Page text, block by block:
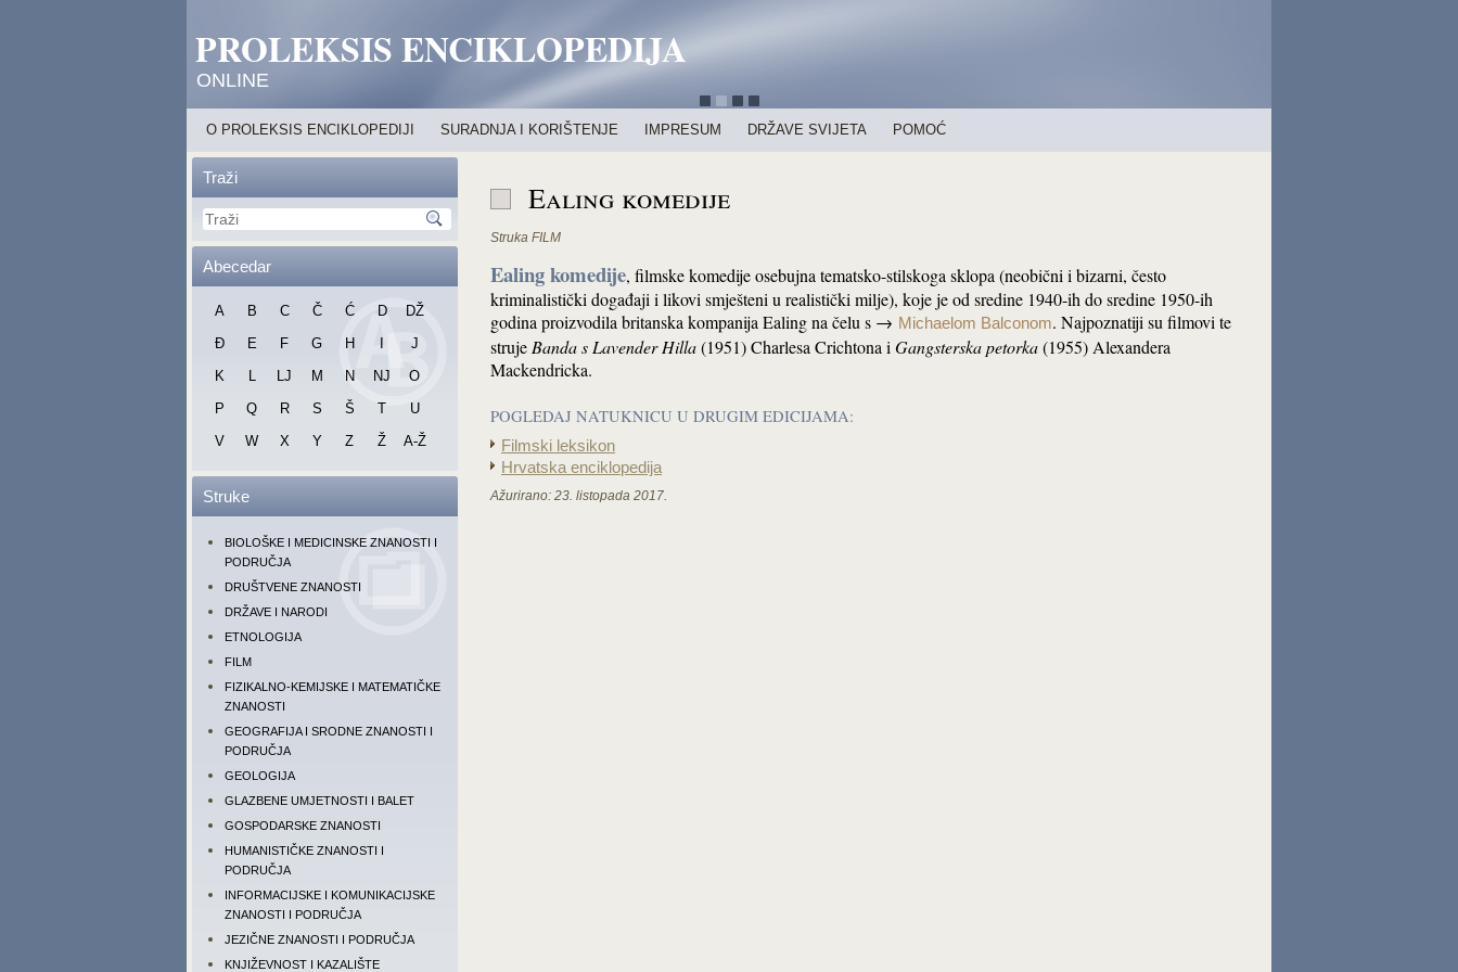
PROLEKSIS ENCIKLOPEDIJA
ONLINE
O PROLEKSIS ENCIKLOPEDIJI SURADNJA I KORIŠTENJE IMPRESUM DRŽAVE SVIJETA POMOĆ
Traži
Abecedar
A B C Č Ć D
DŽ
Đ
E F G H
J
K
L LJ M N NJ
O
P
Q R S Š T
U
V
W X Y Z Ž A-Ž
Struke
BIOLOŠKE I MEDICINSKE ZNANOSTI I
PODRUČJA
DRUŠTVENE ZNANOSTI
DRŽAVE I NARODI
ETNOLOGIJA
FILM
FIZIKALNO-KEMIJSKE I MATEMATIČKE
ZNANOSTI
GEOGRAFIJA I SRODNE ZNANOSTI I
PODRUČJA
GEOLOGIJA
GLAZBENE UMJETNOSTI I BALET
GOSPODARSKE ZNANOSTI
HUMANISTIČKE ZNANOSTI I
PODRUČJA
INFORMACIJSKE I KOMUNIKACIJSKE
ZNANOSTI I PODRUČJA
JEZIČNE ZNANOSTI I PODRUČJA
KNJIŽEVNOST I KAZALIŠTE
Ealing komedije
Struka FILM
Ealing komedije, filmske komedije osebujna tematsko-stilskoga sklopa (neobični i bizarni, često
kriminalistički događaji i likovi smješteni u realistički milje), koje je od sredine 1940-ih do sredine 1950-ih
godina proizvodila britanska kompanija Ealing na čelu s → Michaelom Balconom. Najpoznatiji su filmovi te
struje Banda s Lavender Hilla(1951) Charlesa Crichtona i Gangsterska petorka(1955) Alexandera
Mackendricka.
POGLEDAJ NATUKNICU U DRUGIM EDICIJAMA:
Filmski leksikon
Hrvatska enciklopedija
Ažurirano: 23. listopada 2017.